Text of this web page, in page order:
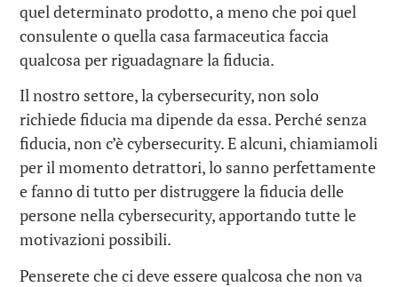
quel determinato prodotto, a meno che poi quel
consulente o quella casa farmaceutica faccia
qualcosa per riguadagnare la fiducia.
Il nostro settore, la cybersecurity, non solo
richiede fiducia ma dipende da essa. Perché senza
fiducia, non c’è cybersecurity. E alcuni, chiamiamoli
per il momento detrattori, lo sanno perfettamente
e fanno di tutto per distruggere la fiducia delle
persone nella cybersecurity, apportando tutte le
motivazioni possibili.
Penserete che ci deve essere qualcosa che non va